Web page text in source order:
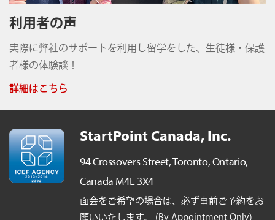
利用者の声
実際に弊社のサポートを利用し留学をした、生徒様・保護
者様の体験談！
詳細はこちら
StartPoint Canada, Inc.
94 Crossovers Street,Toronto, Ontario,
Canada M4E 3X4
面会をご希望の場合は、必ず事前ご予約をお